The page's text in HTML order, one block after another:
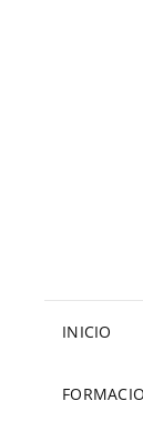
INICIO